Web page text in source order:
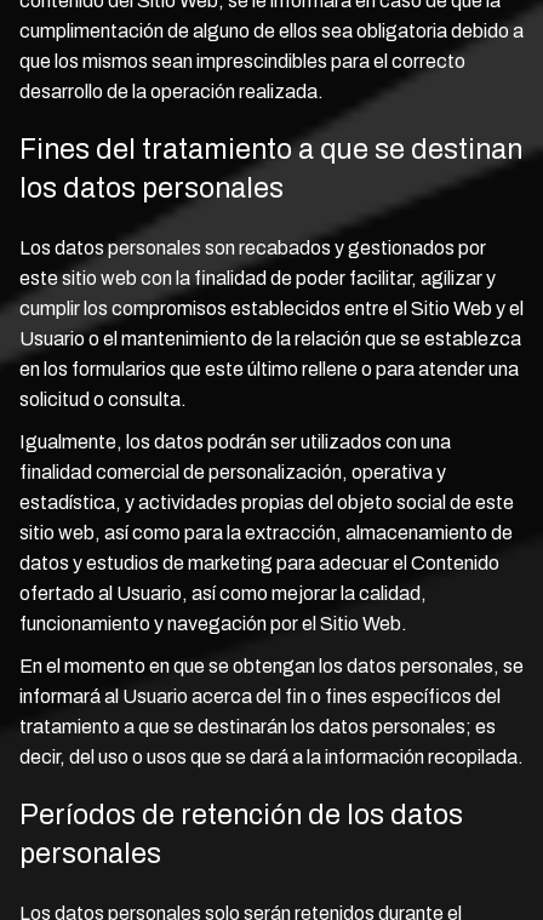
cumplimentación de alguno de ellos sea obligatoria debido a
que los mismos sean imprescindibles para el correcto
desarrollo de la operación realizada.
Fines del tratamiento a que se destinan
los datos personales
Los datos personales son recabados y gestionados por
este sitio web con la finalidad de poder facilitar, agilizar y
cumplir los compromisos establecidos entre el Sitio Web y el
Usuario o el mantenimiento de la relación que se establezca
en los formularios que este último rellene o para atender una
solicitud o consulta.
Igualmente, los datos podrán ser utilizados con una
finalidad comercial de personalización, operativa y
estadística, y actividades propias del objeto social de este
sitio web, así como para la extracción, almacenamiento de
datos y estudios de marketing para adecuar el Contenido
ofertado al Usuario, así como mejorar la calidad,
funcionamiento y navegación por el Sitio Web.
En el momento en que se obtengan los datos personales, se
informará al Usuario acerca del fin o fines específicos del
tratamiento a que se destinarán los datos personales; es
decir, del uso o usos que se dará a la información recopilada.
Períodos de retención de los datos
personales
Los datos personales solo serán retenidos durante el